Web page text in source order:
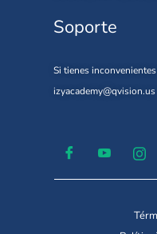
Soporte
Si tienes
izyacademy@qvision.us